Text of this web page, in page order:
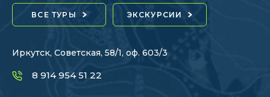
ВСЕ ТУРЫ ЭКСКУРСИИ
Иркутск, Советская, 58/1, оф. 603/3
8 914 954 51 22